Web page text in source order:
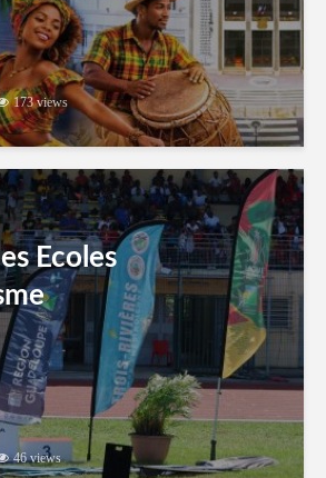
173 views
Ecoles
46 views